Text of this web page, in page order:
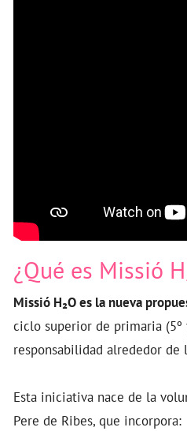
¿Qué es Missió
Missió H₂O es la nueva
ciclo superior de primaria
responsabilidad alrededor de
Esta iniciativa nace de la
Pere de Ribes, que incorpora: